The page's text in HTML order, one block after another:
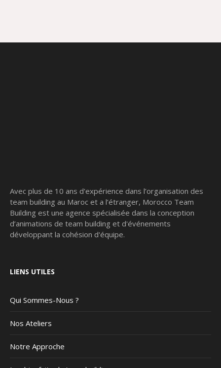
Avec plus de 10 ans d'expérience dans l’organisation des
team building au Maroc et a l’étranger, Morocco Team
Building est une agence spécialisée dans la conception
d’animations de team building et d'événements
développant la cohésion d'équipe.
LIENS UTILES
Qui Sommes-Nous ?
Nos Ateliers
Notre Approche